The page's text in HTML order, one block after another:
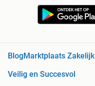
BlogMarktplaats Zakelijk
Veilig en Succesvol